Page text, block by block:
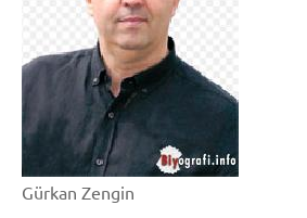
Gürkan Zengin